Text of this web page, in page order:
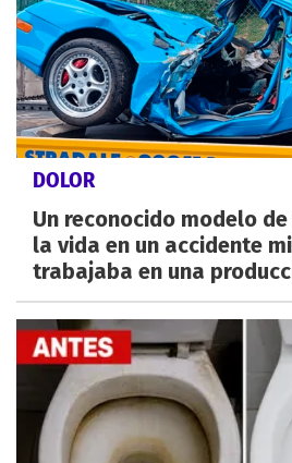
DOLOR
Un reconocido modelo
la vida en un accidente
trabajaba en una